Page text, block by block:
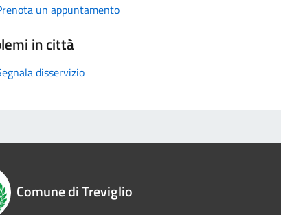
un appuntamento
in città
disservizio
Comune di Treviglio